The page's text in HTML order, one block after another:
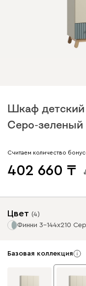
Шкаф
Серо-зеленый
Считаем количество
402 660
Цвет (4)
Финни 3-144x210
Базовая коллекция